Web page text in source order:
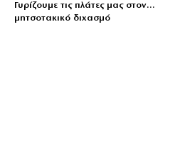
Γυρίζουμε τις πλάτες μας στον…
μητσοτακικό διχασμό